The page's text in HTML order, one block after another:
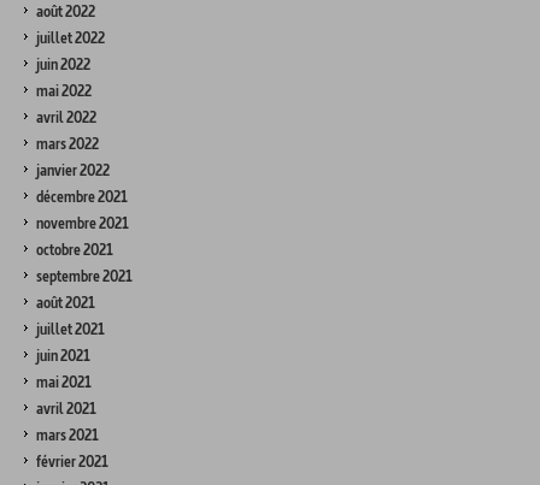
août 2022
juillet 2022
juin 2022
mai 2022
avril 2022
mars 2022
janvier 2022
décembre 2021
novembre 2021
octobre 2021
septembre 2021
août 2021
juillet 2021
juin 2021
mai 2021
avril 2021
mars 2021
février 2021